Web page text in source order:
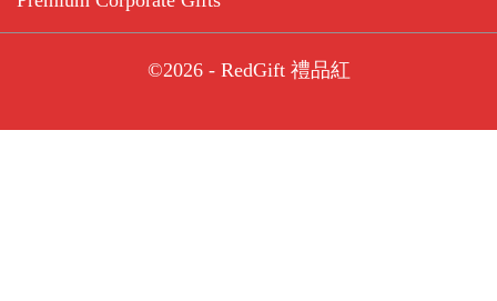
©2026 - RedGift 禮品紅